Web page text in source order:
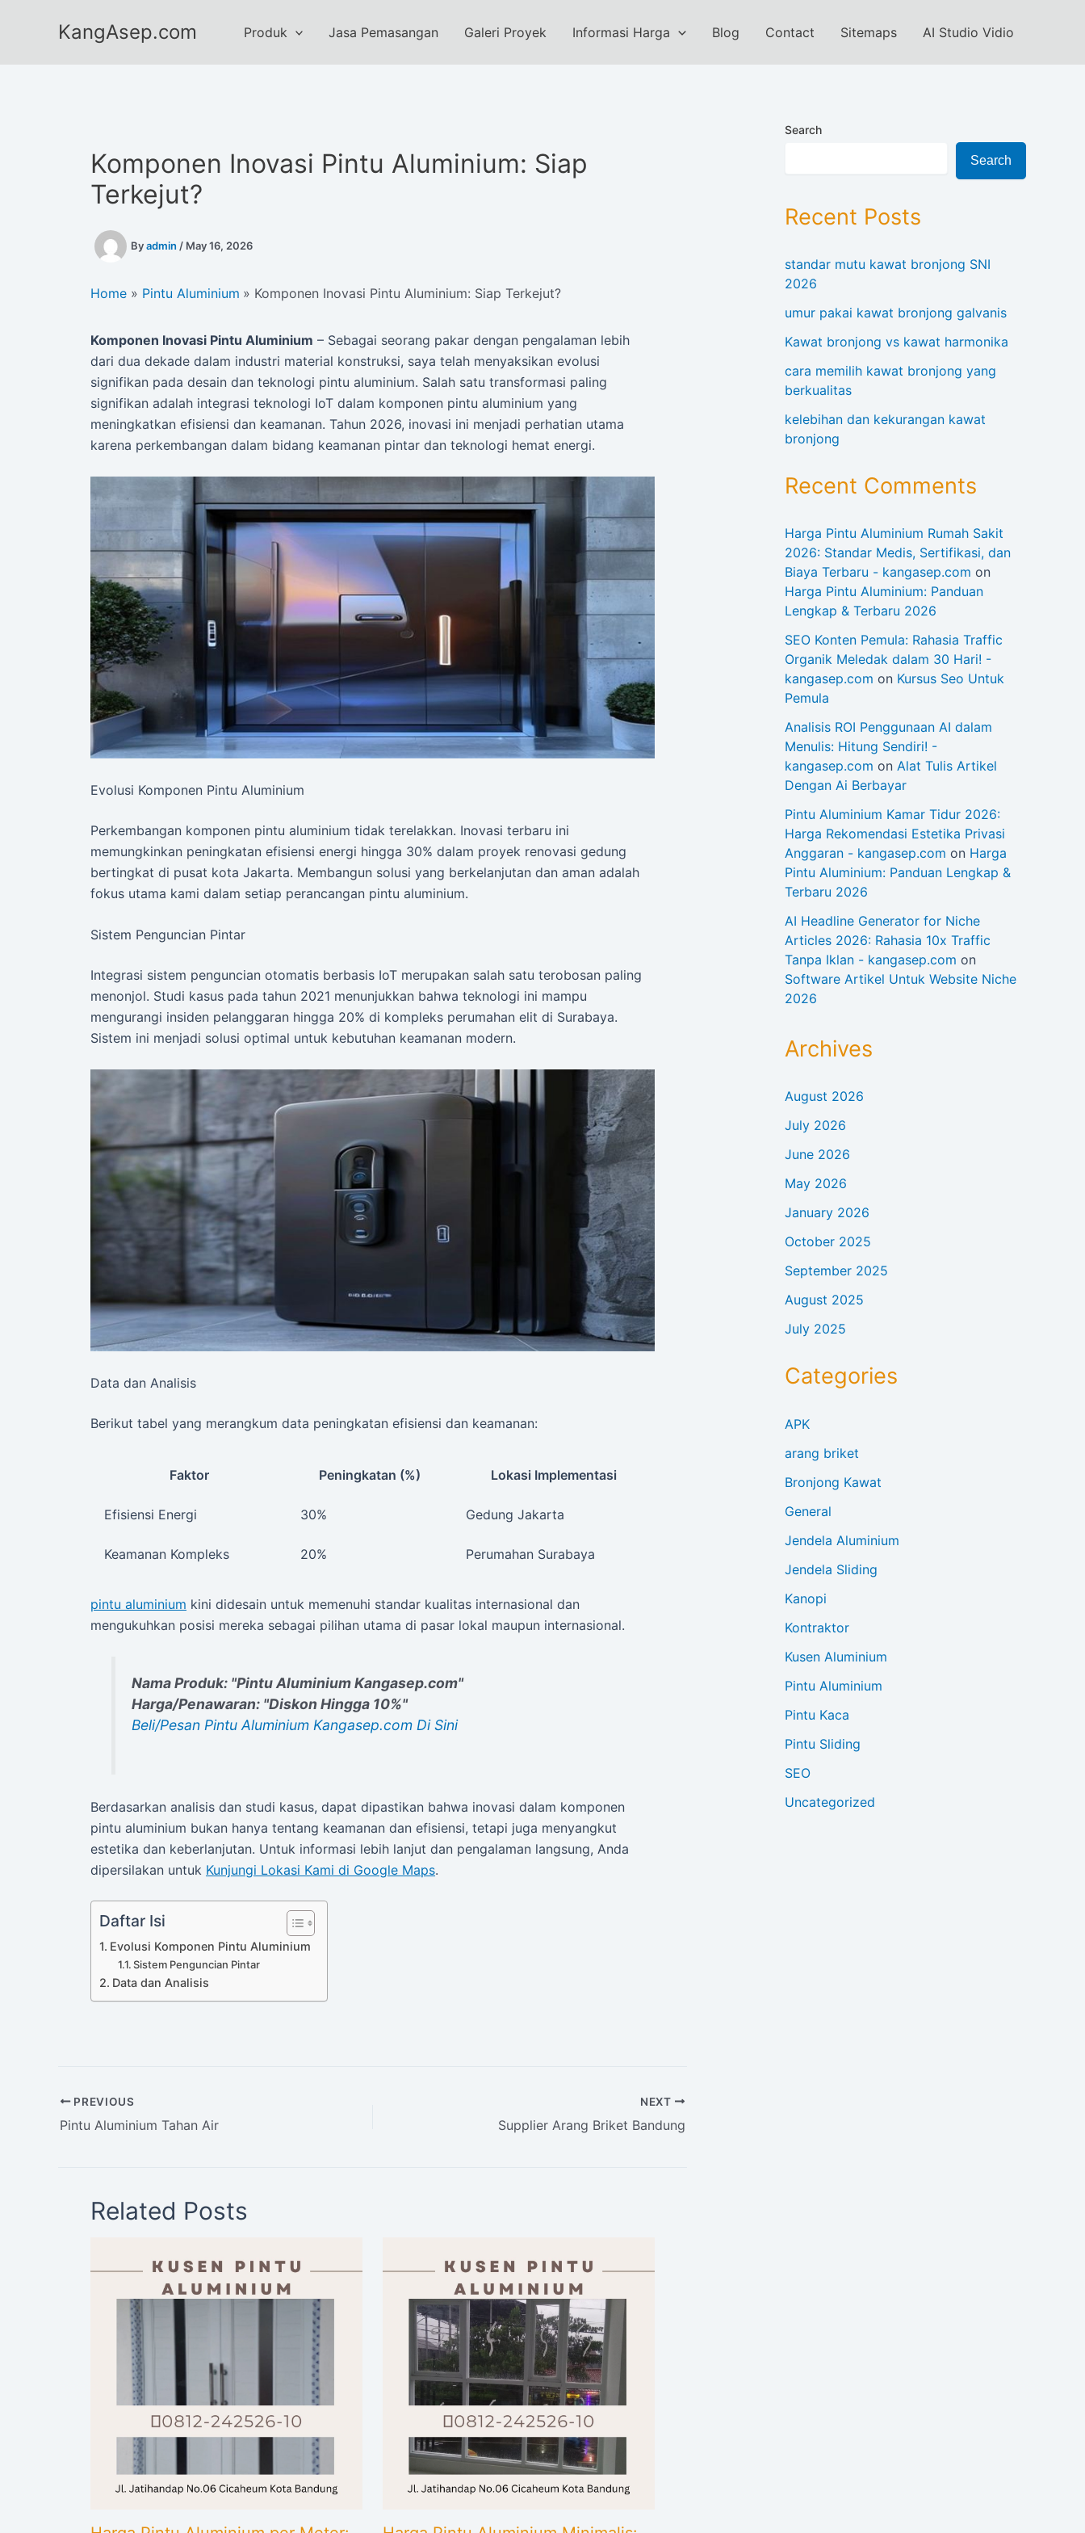
KangAsep.com Produk Jasa Pemasangan Galeri Proyek Informasi Harga Blog Contact Sitemaps AI Studio Vidio
Komponen Inovasi Pintu Aluminium: Siap
Terkejut?
Byadmin / May 16, 2026
Home Pintu Aluminium Komponen Inovasi Pintu Aluminium: Siap Terkejut?
Komponen Inovasi Pintu Aluminium – Sebagai seorang pakar dengan pengalaman lebih
dari dua dekade dalam industri material konstruksi, saya telah menyaksikan evolusi
signifikan pada desain dan teknologi pintu aluminium. Salah satu transformasi paling
signifikan adalah integrasi teknologi IoT dalam komponen pintu aluminium yang
meningkatkan efisiensi dan keamanan. Tahun 2026, inovasi ini menjadi perhatian utama
karena perkembangan dalam bidang keamanan pintar dan teknologi hemat energi.
Evolusi Komponen Pintu Aluminium
Perkembangan komponen pintu aluminium tidak terelakkan. Inovasi terbaru ini
memungkinkan peningkatan efisiensi energi hingga 30% dalam proyek renovasi gedung
bertingkat di pusat kota Jakarta. Membangun solusi yang berkelanjutan dan aman adalah
fokus utama kami dalam setiap perancangan pintu aluminium.
Sistem Penguncian Pintar
Integrasi sistem penguncian otomatis berbasis IoT merupakan salah satu terobosan paling
menonjol. Studi kasus pada tahun 2021 menunjukkan bahwa teknologi ini mampu
mengurangi insiden pelanggaran hingga 20% di kompleks perumahan elit di Surabaya.
Sistem ini menjadi solusi optimal untuk kebutuhan keamanan modern.
Data dan Analisis
Berikut tabel yang merangkum data peningkatan efisiensi dan keamanan:
Faktor Peningkatan (%) Lokasi Implementasi
Efisiensi Energi 30% Gedung Jakarta
Keamanan Kompleks 20% Perumahan Surabaya
pintu aluminium kini didesain untuk memenuhi standar kualitas internasional dan
mengukuhkan posisi mereka sebagai pilihan utama di pasar lokal maupun internasional.
Nama Produk: "Pintu Aluminium Kangasep.com"
Harga/Penawaran: "Diskon Hingga 10%"
Beli/Pesan Pintu Aluminium Kangasep.com Di Sini
Berdasarkan analisis dan studi kasus, dapat dipastikan bahwa inovasi dalam komponen
pintu aluminium bukan hanya tentang keamanan dan efisiensi, tetapi juga menyangkut
estetika dan keberlanjutan. Untuk informasi lebih lanjut dan pengalaman langsung, Anda
dipersilakan untuk Kunjungi Lokasi Kami di Google Maps.
Daftar Isi
Evolusi Komponen Pintu Aluminium
Sistem Penguncian Pintar
Data dan Analisis
PREVIOUS
Pintu Aluminium Tahan Air
NEXT
Supplier Arang Briket Bandung
Related Posts
Search
Search
Recent Posts
standar mutu kawat bronjong SNI
2026
umur pakai kawat bronjong galvanis
Kawat bronjong vs kawat harmonika
cara memilih kawat bronjong yang
berkualitas
kelebihan dan kekurangan kawat
bronjong
Recent Comments
Harga Pintu Aluminium Rumah Sakit
2026: Standar Medis, Sertifikasi, dan
Biaya Terbaru - kangasep.com on
Harga Pintu Aluminium: Panduan
Lengkap & Terbaru 2026
SEO Konten Pemula: Rahasia Traffic
Organik Meledak dalam 30 Hari! -
kangasep.com on Kursus Seo Untuk
Pemula
Analisis ROI Penggunaan AI dalam
Menulis: Hitung Sendiri! -
kangasep.com on Alat Tulis Artikel
Dengan Ai Berbayar
Pintu Aluminium Kamar Tidur 2026:
Harga Rekomendasi Estetika Privasi
Anggaran - kangasep.com on Harga
Pintu Aluminium: Panduan Lengkap &
Terbaru 2026
AI Headline Generator for Niche
Articles 2026: Rahasia 10x Traffic
Tanpa Iklan - kangasep.com on
Software Artikel Untuk Website Niche
2026
Archives
August 2026
July 2026
June 2026
May 2026
January 2026
October 2025
September 2025
August 2025
July 2025
Categories
APK
arang briket
Bronjong Kawat
General
Jendela Aluminium
Jendela Sliding
Kanopi
Kontraktor
Kusen Aluminium
Pintu Aluminium
Pintu Kaca
Pintu Sliding
SEO
Uncategorized